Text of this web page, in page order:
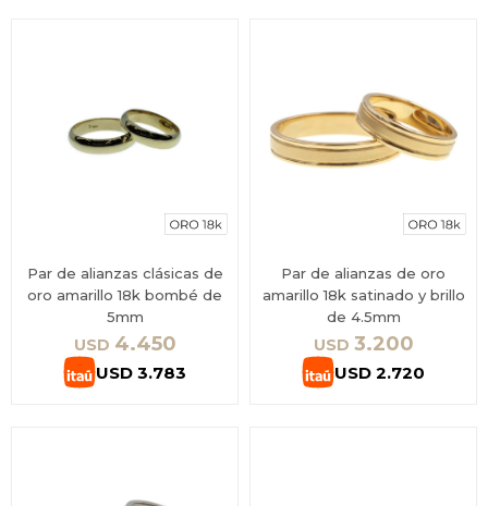
Par de alianzas clásicas de
oro amarillo 18k bombé de
5mm
USD 4.450
USD 3.783
Par de alianzas de oro
amarillo 18k satinado y brillo
de 4.5mm
USD 3.200
USD 2.720